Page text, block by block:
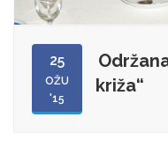
25
OŽU
'15
križa“